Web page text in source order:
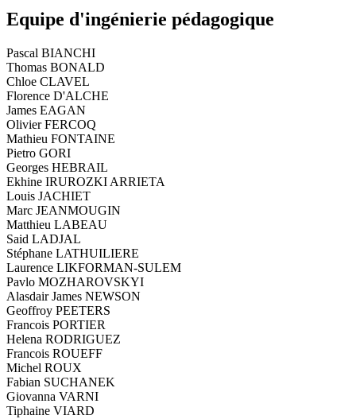
Equipe d'ingénierie pédagogique
Pascal BIANCHI
Thomas BONALD
Chloe CLAVEL
Florence D'ALCHE
James EAGAN
Olivier FERCOQ
Mathieu FONTAINE
Pietro GORI
Georges HEBRAIL
Ekhine IRUROZKI ARRIETA
Louis JACHIET
Marc JEANMOUGIN
Matthieu LABEAU
Said LADJAL
Stéphane LATHUILIERE
Laurence LIKFORMAN-SULEM
Pavlo MOZHAROVSKYI
Alasdair James NEWSON
Geoffroy PEETERS
Francois PORTIER
Helena RODRIGUEZ
Francois ROUEFF
Michel ROUX
Fabian SUCHANEK
Giovanna VARNI
Tiphaine VIARD